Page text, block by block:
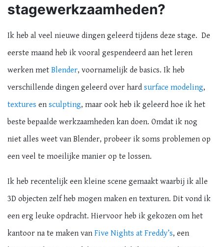
stagewerkzaamheden?
Ik heb al veel nieuwe dingen geleerd tijdens deze stage. De
eerste maand heb ik vooral gespendeerd aan het leren
werken met Blender, voornamelijk de basics. Ik heb
verschillende dingen geleerd over hard surface modeling,
textures en sculpting, maar ook heb ik geleerd hoe ik het
beste bepaalde werkzaamheden kan doen. Omdat ik nog
niet alles weet van Blender, probeer ik soms problemen op
een veel te moeilijke manier op te lossen.
Ik heb recentelijk een kleine scene gemaakt waarbij ik alle
3D objecten zelf heb mogen maken en texturen. Dit vond ik
een erg leuke opdracht. Hiervoor heb ik gekozen om het
kantoor na te maken van Five Nights at Freddy’s, een